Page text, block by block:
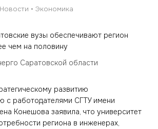
Новости Экономика
Саратовской области
развитию
с работодателями СГТУ имени
Конешова заявила, что университет
региона в инженерах,